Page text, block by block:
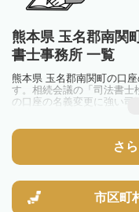
熊本県 玉名郡南関
書士事務所 一覧
熊本県 玉名郡南関町の口
す。相続会議の「司法書
の口座の名義変更に強い司
相続のトラブルやお悩み
さ
市区町